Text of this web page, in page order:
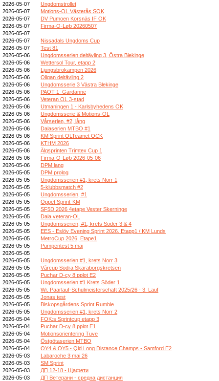
2026-05-07
Ungdomstrollet
2026-05-07
Motions-OL Västerås SOK
2026-05-07
DV Pumoen Korsnäs IF OK
2026-05-07
Firma-O-Løb 20260507
2026-05-07
2026-05-07
Nissadals Ungdoms Cup
2026-05-07
Test 81
2026-05-06
Ungdomsserien deltävling 3, Östra Blekinge
2026-05-06
Wettersol Tour, etapp 2
2026-05-06
Ljungsbrokampen 2026
2026-05-06
Oligan deltävling 2
2026-05-06
Ungdomsserie 3 Västra Blekinge
2026-05-06
PAOT 1_Gardanne
2026-05-06
Veteran OL 3-stad
2026-05-06
Utmaningen 1 - Karlsbyhedens OK
2026-05-06
Ungdomsserie & Motions-OL
2026-05-06
Vårserien, #2, lång
2026-05-06
Dalaserien MTBO #1
2026-05-06
KM Sprint OLTeamet OCK
2026-05-06
KTHM 2026
2026-05-06
Älgsprinten Trimtex Cup 1
2026-05-06
Firma-O-Løb 2026-05-06
2026-05-06
DPM lang
2026-05-05
DPM prolog
2026-05-05
Ungdomsserien #1, krets Norr 1
2026-05-05
5-klubbsmatch #2
2026-05-05
Ungdomsserien, #1
2026-05-05
Öppet Sprint-KM
2026-05-05
SF5D 2026 4etape Vester Skerninge
2026-05-05
Dala veteran-OL
2026-05-05
Ungdomsserien, #1, krets Söder 3 & 4
2026-05-05
EES - Eslöv Evening Sprint 2026. Etapp1 / KM Lunds
2026-05-05
MetroCup 2026, Etape1
2026-05-05
Pumpentest 5 maj
2026-05-05
2026-05-05
Ungdomsserien #1, krets Norr 3
2026-05-05
Vårcup Södra Skaraborgskretsen
2026-05-05
Puchar D-cy 8 pplot E2
2026-05-05
Ungdomsserien #1 Krets Söder 1
2026-05-05
Wr. Paarlauf-Schulmeisterschaft 2025/26 - 3. Lauf
2026-05-05
Jonas test
2026-05-05
Biskopsgårdens Sprint Rumble
2026-05-05
Ungdomsserien #1, krets Norr 2
2026-05-04
FOK:s Sprintcup etapp 3
2026-05-04
Puchar D-cy 8 pplot E1
2026-05-04
Motionsorientering Tuve
2026-05-04
Östgötaserien MTBO
2026-05-04
OY4 & OY5 - Qld Long Distance Champs - Samford E2
2026-05-03
Labaroche 3 mai 26
2026-05-03
SM Sprint
2026-05-03
ДП 12-18 - Щафети
2026-05-03
ДП Ветерани - средна дистанция